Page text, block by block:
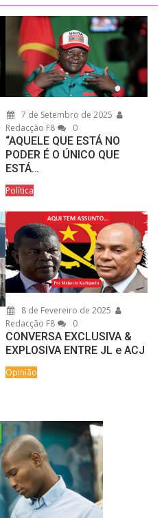
7 de Setembro de 2025
Redacção F8
0
“AQUELE QUE ESTÁ NO
PODER É O ÚNICO QUE
ESTÁ…
Política
8 de Fevereiro de 2025
Redacção F8
0
CONVERSA EXCLUSIVA &
EXPLOSIVA ENTRE JL e ACJ
Opinião